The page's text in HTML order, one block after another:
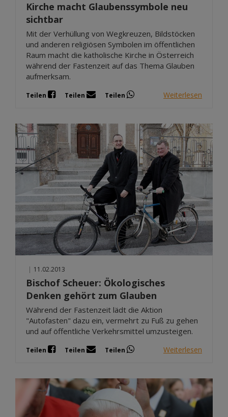
Kirche macht Glaubenssymbole neu
sichtbar
Mit der Verhüllung von Wegkreuzen, Bildstöcken
und anderen religiösen Symbolen im öffentlichen
Raum macht die katholische Kirche in Österreich
während der Fastenzeit auf das Thema Glauben
aufmerksam.
Teilen Teilen Teilen Weiterlesen
| 11.02.2013
Bischof Scheuer: Ökologisches
Denken gehört zum Glauben
Während der Fastenzeit lädt die Aktion
"Autofasten" dazu ein, vermehrt zu Fuß zu gehen
und auf öffentliche Verkehrsmittel umzusteigen.
Teilen Teilen Teilen Weiterlesen